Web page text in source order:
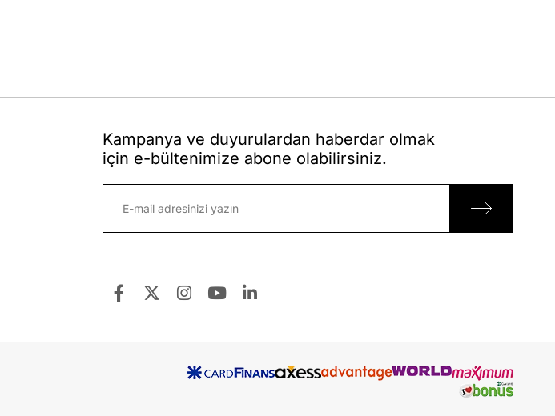
Kampanya ve duyurulardan haberdar olmak
için e-bültenimize abone olabilirsiniz.